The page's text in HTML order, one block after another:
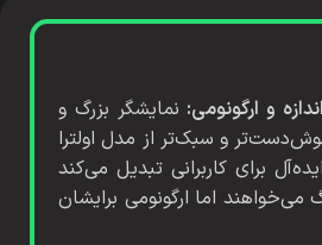
و ارگونومی: نمایشگر بزرگ و
و سبک‌تر از مدل اولترا
برای کاربرانی تبدیل می‌کند
اما ارگونومی برایشان